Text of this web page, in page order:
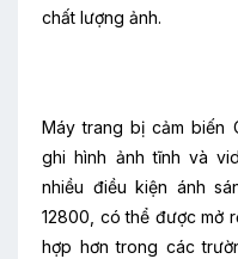
chất lượng ảnh.
Máy trang bị cảm biến
ghi hình ảnh tĩnh và
nhiều điều kiện ánh
12800, có thể được mở
hợp hơn trong các